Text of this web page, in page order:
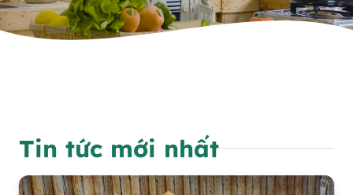
Tin tức mới nhất